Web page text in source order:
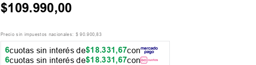
$109.990,00
Precio sin impuestos nacionales: $ 90.900,83
6cuotas sin interés de$18.331,67con
6cuotas sin interés de$18.331,67con